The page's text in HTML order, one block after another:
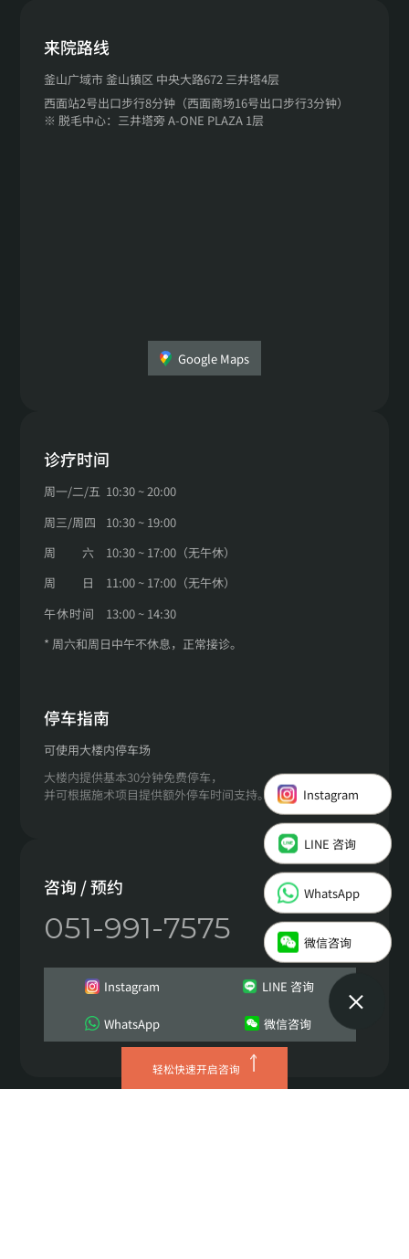
来院路线
釜山广域市 釜山镇区 中央大路672 三井塔4层
西面站2号出口步行8分钟（西面商场16号出口步行3分钟）
※ 脱毛中心：三井塔旁 A-ONE PLAZA 1层
Google Maps
诊疗时间
周一/二/五 10:30 ~ 20:00
周三/周四
10:30 ~ 19:00
周
六
10:30 ~ 17:00（无午休）
周
日
11:00 ~ 17:00（无午休）
午休时间
13:00 ~ 14:30
* 周六和周日中午不休息，正常接诊。
停车指南
可使用大楼内停车场
大楼内提供基本30分钟免费停车，
并可根据施术项目提供额外停车时间支持。
咨询 / 预约
051-991-7575
Instagram LINE 咨询
WhatsApp 微信咨询
Instagram
Instagram
LINE 咨询
LINE 咨询
WhatsApp
WhatsApp
微信咨询
微信咨询
轻松快速开启咨询